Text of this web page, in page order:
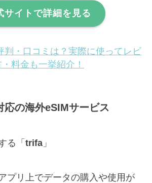
サイトで詳細を見る
判・口コミは？実際に使ってレビ
料金も一挙紹介！
の海外eSIMサービス
る「 trifa」
プリ上でデータの購入や使用が